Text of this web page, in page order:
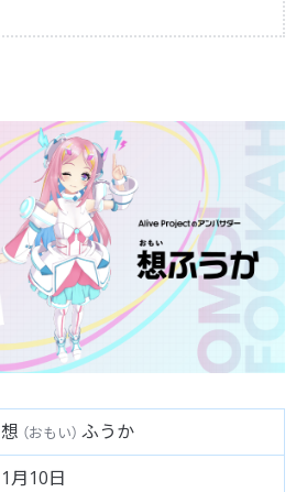
想 （おもい） ふうか
1月10日